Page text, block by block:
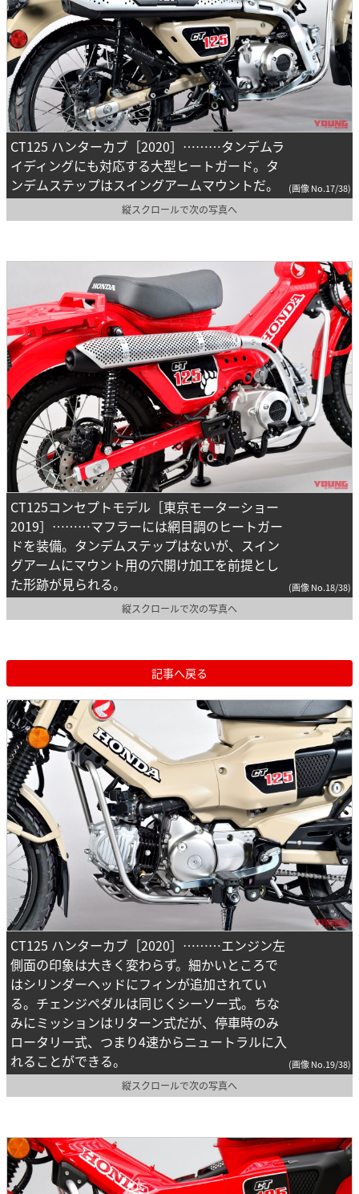
CT125 ハンターカブ［2020］………タンデムラ
イディングにも対応する大型ヒートガード。タ
ンデムステップはスイングアームマウントだ。
(画像 No.17/38)
縦スクロールで次の写真へ
CT125コンセプトモデル［東京モーターショー
2019］………マフラーには網目調のヒートガー
ドを装備。タンデムステップはないが、スイン
グアームにマウント用の穴開け加工を前提とし
た形跡が見られる。
(画像 No.18/38)
縦スクロールで次の写真へ
記事へ戻る
CT125 ハンターカブ［2020］………エンジン左
側面の印象は大きく変わらず。細かいところで
はシリンダーヘッドにフィンが追加されてい
る。チェンジペダルは同じくシーソー式。ちな
みにミッションはリターン式だが、停車時のみ
ロータリー式、つまり4速からニュートラルに入
れることができる。
(画像 No.19/38)
縦スクロールで次の写真へ